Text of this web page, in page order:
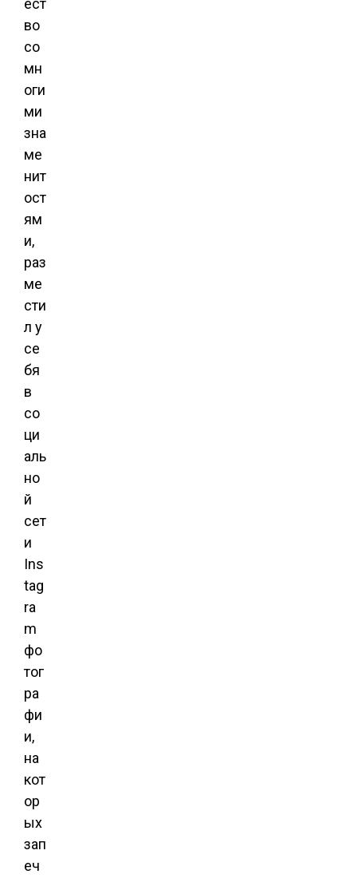
ест
во
со
мн
оги
ми
зна
ме
нит
ост
ям
и,
раз
ме
сти
л у
се
бя
в
со
ци
аль
но
й
сет
и
Ins
tag
ra
m
фо
тог
ра
фи
и,
на
кот
ор
ых
зап
еч